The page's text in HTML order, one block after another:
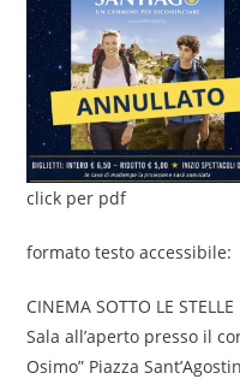
click per pdf
formato testo accessibile:
CINEMA SOTTO LE STELLE
Sala all’aperto presso il
Osimo” Piazza